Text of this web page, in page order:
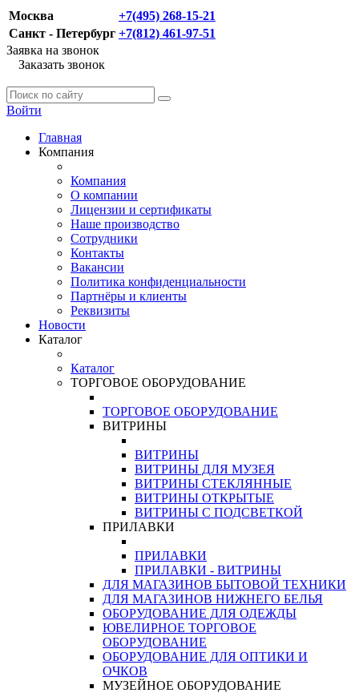
Москва
+7(495) 268-15-21
Санкт - Петербург +7(812) 461-97-51
Заявка на звонок
Заказать звонок
Войти
Главная
Компания
Компания
О компании
Лицензии и сертификаты
Наше производство
Сотрудники
Контакты
Вакансии
Политика конфиденциальности
Партнёры и клиенты
Реквизиты
Новости
Каталог
Каталог
ТОРГОВОЕ ОБОРУДОВАНИЕ
ТОРГОВОЕ ОБОРУДОВАНИЕ
ВИТРИНЫ
ВИТРИНЫ
ВИТРИНЫ ДЛЯ МУЗЕЯ
ВИТРИНЫ СТЕКЛЯННЫЕ
ВИТРИНЫ ОТКРЫТЫЕ
ВИТРИНЫ С ПОДСВЕТКОЙ
ПРИЛАВКИ
ПРИЛАВКИ
ПРИЛАВКИ - ВИТРИНЫ
ДЛЯ МАГАЗИНОВ БЫТОВОЙ ТЕХНИКИ
ДЛЯ МАГАЗИНОВ НИЖНЕГО БЕЛЬЯ
ОБОРУДОВАНИЕ ДЛЯ ОДЕЖДЫ
ЮВЕЛИРНОЕ ТОРГОВОЕ
ОБОРУДОВАНИЕ
ОБОРУДОВАНИЕ ДЛЯ ОПТИКИ И
ОЧКОВ
МУЗЕЙНОЕ ОБОРУДОВАНИЕ